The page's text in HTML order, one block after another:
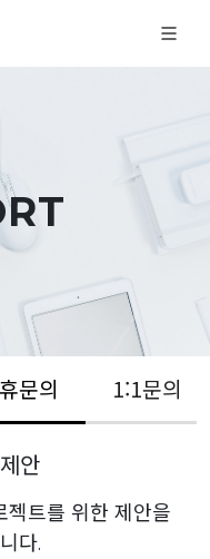
문의 1:1문의
안
젝트를 위한 제안을
다.